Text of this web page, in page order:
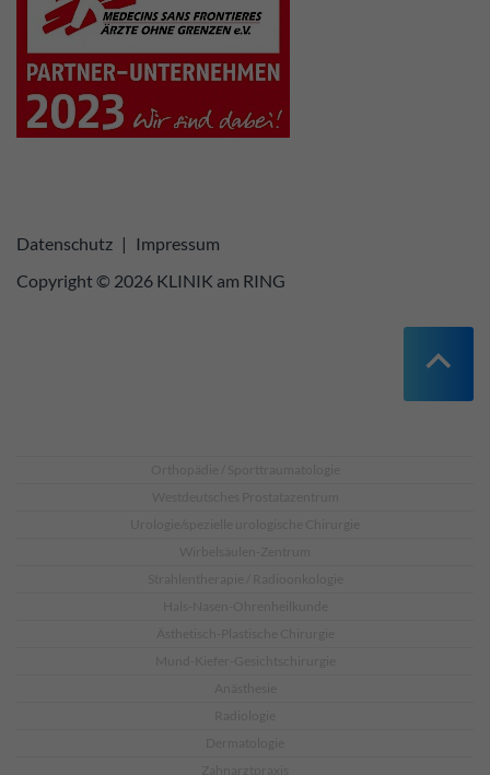
Datenschutz | Impressum
Copyright © 2026 KLINIK am RING